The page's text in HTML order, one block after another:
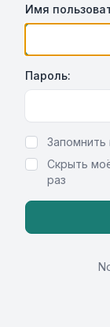
Имя
Пароль:
Запомнить
Скрыть
раз